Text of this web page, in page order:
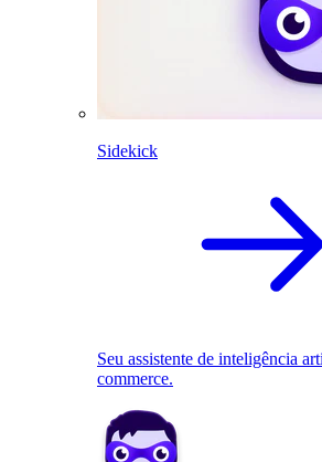
Sidekick
Seu assistente de inteligência
commerce.